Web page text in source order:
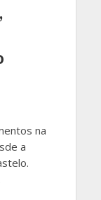
na
a